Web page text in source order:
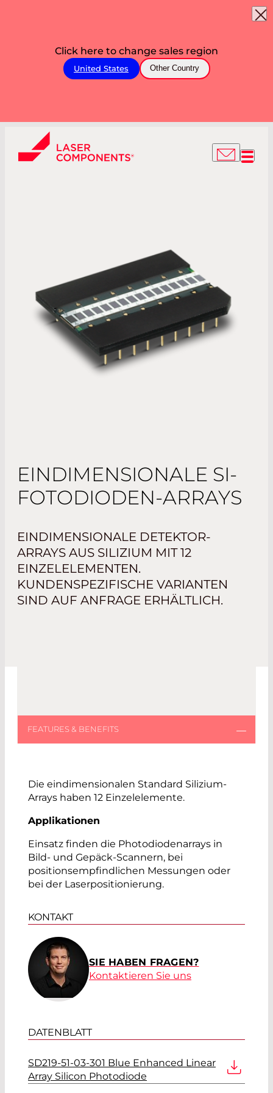
Click here to change sales region
United States Other Country
EINDIMENSIONALE SI-
FOTODIODEN-ARRAYS
EINDIMENSIONALE DETEKTOR-
ARRAYS AUS SILIZIUM MIT 12
EINZELELEMENTEN.
KUNDENSPEZIFISCHE VARIANTEN
SIND AUF ANFRAGE ERHÄLTLICH.
Die eindimensionalen Standard Silizium-
Arrays haben 12 Einzelelemente.
Applikationen
Einsatz finden die Photodiodenarrays in
Bild- und Gepäck-Scannern, bei
positionsempfindlichen Messungen oder
bei der Laserpositionierung.
KONTAKT
SIE HABEN FRAGEN?
Kontaktieren Sie uns
DATENBLATT
SD219-51-03-301 Blue Enhanced Linear
Array Silicon Photodiode